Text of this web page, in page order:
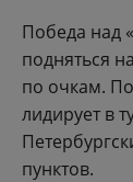
Победа над
подняться
по очкам.
лидирует в
пунктов.